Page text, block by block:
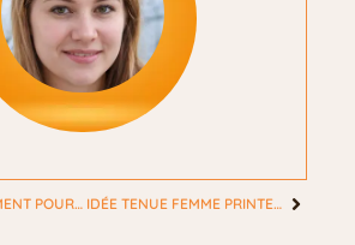
COULEUR VETEMENT POUR PEAU MATE : LES TONS PARFAITS POUR ILLUMINER SON VISAGE IDÉE TENUE FEMME PRINTEMPS : LES MEILLEURES ASTUCES POUR LE BUREAU